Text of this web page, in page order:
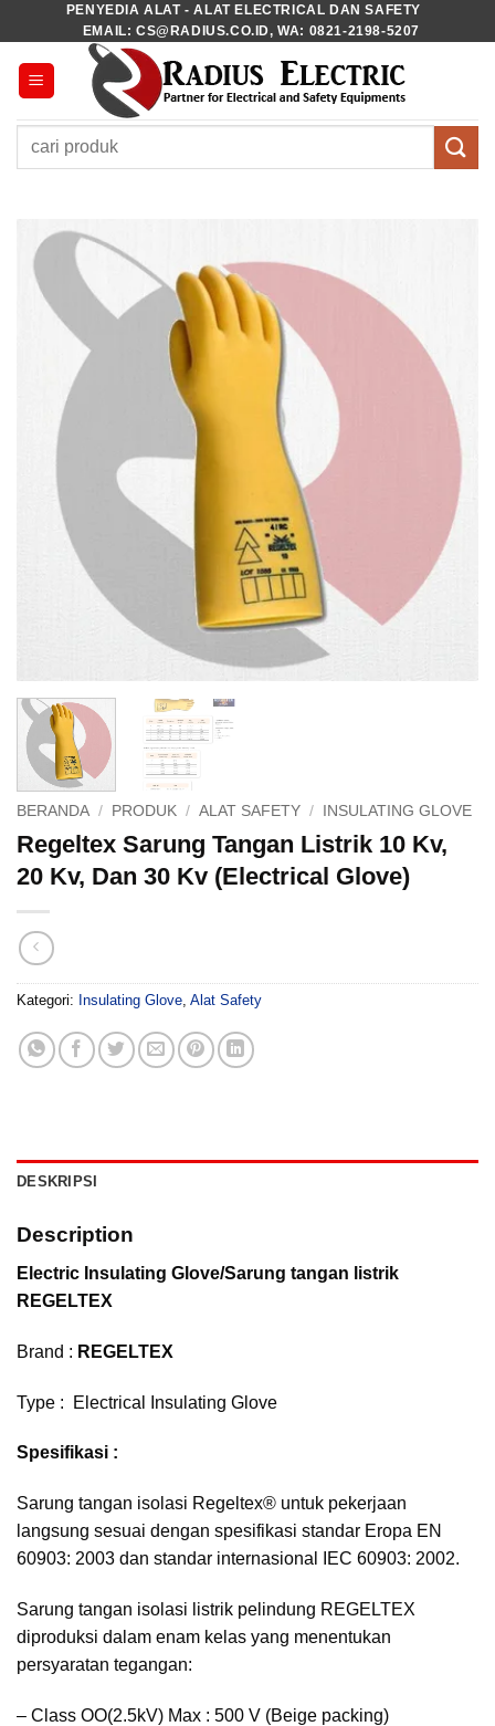
to
content
PENYEDIA ALAT - ALAT ELECTRICAL DAN SAFETY
EMAIL: CS@RADIUS.CO.ID, WA: 0821-2198-5207
Pencarian
BERANDA / PRODUK / ALAT SAFETY / INSULATING GLOVE
Regeltex Sarung Tangan Listrik 10 Kv,
20 Kv, Dan 30 Kv (Electrical Glove)
Kategori: Insulating Glove, Alat Safety
DESKRIPSI
Description
Electric Insulating Glove/Sarung tangan listrik
REGELTEX
Brand : REGELTEX
Type : Electrical Insulating Glove
Spesifikasi :
Sarung tangan isolasi Regeltex® untuk pekerjaan
langsung sesuai dengan spesifikasi standar Eropa EN
60903: 2003 dan standar internasional IEC 60903: 2002.
Sarung tangan isolasi listrik pelindung REGELTEX
diproduksi dalam enam kelas yang menentukan
persyaratan tegangan:
– Class OO(2.5kV) Max : 500 V (Beige packing)